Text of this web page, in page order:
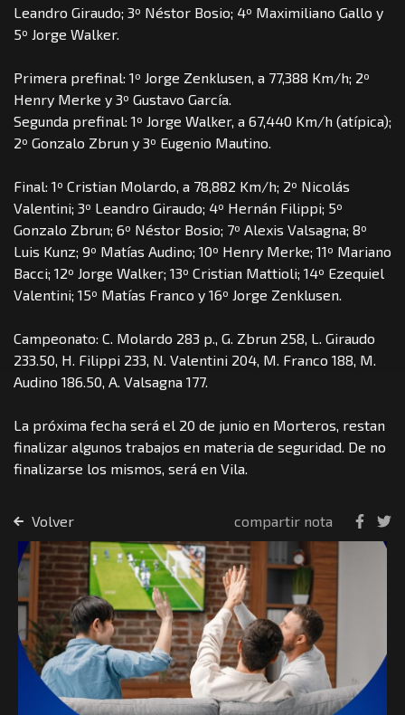
Leandro Giraudo; 3º Néstor Bosio; 4º Maximiliano Gallo y
5º Jorge Walker.
Primera prefinal: 1º Jorge Zenklusen, a 77,388 Km/h; 2º
Henry Merke y 3º Gustavo García.
Segunda prefinal: 1º Jorge Walker, a 67,440 Km/h (atípica);
2º Gonzalo Zbrun y 3º Eugenio Mautino.
Final: 1º Cristian Molardo, a 78,882 Km/h; 2º Nicolás
Valentini; 3º Leandro Giraudo; 4º Hernán Filippi; 5º
Gonzalo Zbrun; 6º Néstor Bosio; 7º Alexis Valsagna; 8º
Luis Kunz; 9º Matías Audino; 10º Henry Merke; 11º Mariano
Bacci; 12º Jorge Walker; 13º Cristian Mattioli; 14º Ezequiel
Valentini; 15º Matías Franco y 16º Jorge Zenklusen.
Campeonato: C. Molardo 283 p., G. Zbrun 258, L. Giraudo
233.50, H. Filippi 233, N. Valentini 204, M. Franco 188, M.
Audino 186.50, A. Valsagna 177.
La próxima fecha será el 20 de junio en Morteros, restan
finalizar algunos trabajos en materia de seguridad. De no
finalizarse los mismos, será en Vila.
Volver compartir nota